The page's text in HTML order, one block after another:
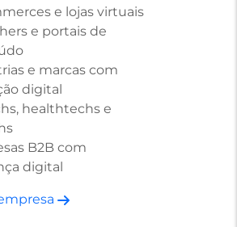
e lojas virtuais
e portais de
e marcas com
digital
healthtechs e
B2B com
digital